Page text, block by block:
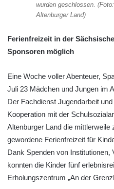
wurden geschlossen.
Altenburger Land)
Ferienfreizeit in der
Sponsoren möglich
Eine Woche voller Abenteuer,
Juli 23 Mädchen und Jungen im
Der Fachdienst Jugendarbeit
Kooperation mit der
Altenburger Land die mittlerweile
gewordene Ferienfreizeit für
Dank Spenden von Institutionen,
konnten die Kinder fünf
Erholungszentrum „An der